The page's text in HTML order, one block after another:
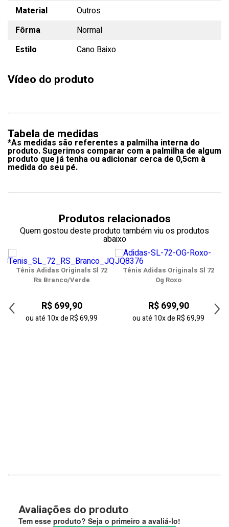
Material
Outros
Fôrma
Normal
Estilo
Cano Baixo
Vídeo do produto
Tabela de medidas
*As medidas são referentes a palmilha interna do
produto. Sugerimos comparar com a palmilha de algum
produto que já tenha ou adicionar cerca de 0,5cm à
medida do seu pé.
Produtos relacionados
Quem gostou deste produto também viu os produtos
abaixo
Tênis Adidas Originals Sl 72
Rs Branco/Verde
R$ 699,90
ou até 10xdeR$ 69,99
Tênis Adidas Originals Sl 72
Og Roxo
R$ 699,90
ou até 10xdeR$ 69,99
Avaliações do produto
Tem esse produto? Seja o primeiro a avaliá-lo!